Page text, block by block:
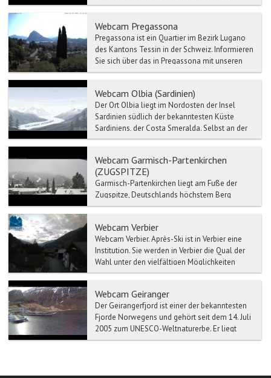
Webcam Pregassona
Pregassona ist ein Quartier im Bezirk Lugano
des Kantons Tessin in der Schweiz. Informieren
Sie sich über das in Pregassona mit unseren
Wett...
Webcam Olbia (Sardinien)
Der Ort Olbia liegt im Nordosten der Insel
Sardinien südlich der bekanntesten Küste
Sardiniens, der Costa Smeralda. Selbst an der
Haupteinkaufsstra...
Webcam Garmisch-Partenkirchen
(ZUGSPITZE)
Garmisch-Partenkirchen liegt am Fuße der
Zugspitze, Deutschlands höchstem Berg
(2.962 m) und ist einer der bedeutendsten
Webcam Verbier
Webcam Verbier. Après-Ski ist in Verbier eine
Institution. Sie werden in Verbier die Qual der
Wahl unter den vielfältigen Möglichkeiten
habe...
Webcam Geiranger
Der Geirangerfjord ist einer der bekanntesten
Fjorde Norwegens und gehört seit dem 14. Juli
2005 zum UNESCO-Weltnaturerbe. Er liegt
etwa 200 km nor...